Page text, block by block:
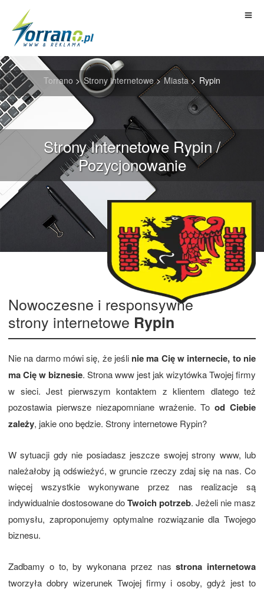
Torrano > Strony internetowe > Miasta > Rypin
Strony Internetowe Rypin /
Pozycjonowanie
Nowoczesne i responsywne
strony internetowe Rypin
Nie na darmo mówi się, że jeśli nie ma Cię w internecie, to nie
ma Cię w biznesie. Strona www jest jak wizytówka Twojej firmy
w sieci. Jest pierwszym kontaktem z klientem dlatego też
pozostawia pierwsze niezapomniane wrażenie. Tood Ciebie
zależy, jakie ono będzie. Strony internetowe Rypin?
W sytuacji gdy nie posiadasz jeszcze swojej strony www, lub
należałoby ją odświeżyć, w gruncie rzeczy zdaj się na nas. Co
więcej wszystkie wykonywane przez nas realizacje są
indywidualnie dostosowane doTwoich potrzeb. Jeżeli nie masz
pomysłu, zaproponujemy optymalne rozwiązanie dla Twojego
biznesu.
Zadbamy o to, by wykonana przez nasstrona internetowa
tworzyła dobry wizerunek Twojej firmy i osoby, gdyż jest to